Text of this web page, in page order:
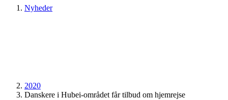
Nyheder
2020
Danskere i Hubei-området får tilbud om hjemrejse